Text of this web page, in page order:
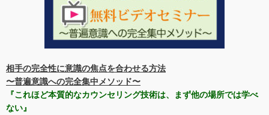
相手の完全性に意識の焦点を合わせる方法
〜普遍意識への完全集中メソッド〜
『これほど本質的なカウンセリング技術は、まず他の場所では学べ
ない』